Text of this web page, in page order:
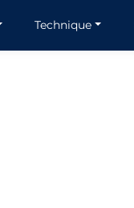
Technique